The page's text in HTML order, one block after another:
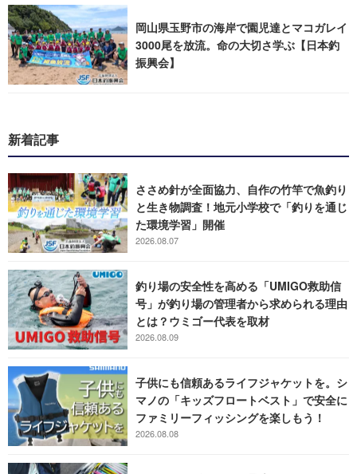
岡山県玉野市の海岸で園児達とマコガレイ
3000尾を放流。命の大切さ学ぶ【日本釣
振興会】
新着記事
ささめ針が全面協力、自作の竹竿で魚釣り
と生き物調査！地元小学校で「釣りを通じ
た環境学習」開催
2026.08.07
釣り場の安全性を高める「UMIGO救助信
号」が釣り場の管理者から求められる理由
とは？ウミゴー代表を取材
2026.08.09
子供にも信頼あるライフジャケットを。シ
マノの「キッズフロートベスト」で安全に
ファミリーフィッシングを楽しもう！
2026.08.08